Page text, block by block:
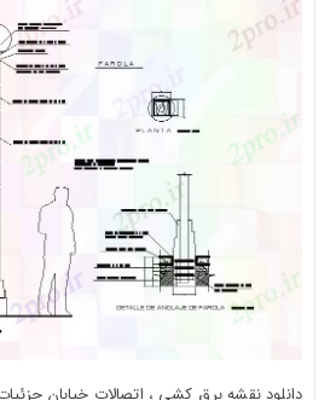
دانلود نقشه برق کشی ، اتصالات خیابان جزئیات نما